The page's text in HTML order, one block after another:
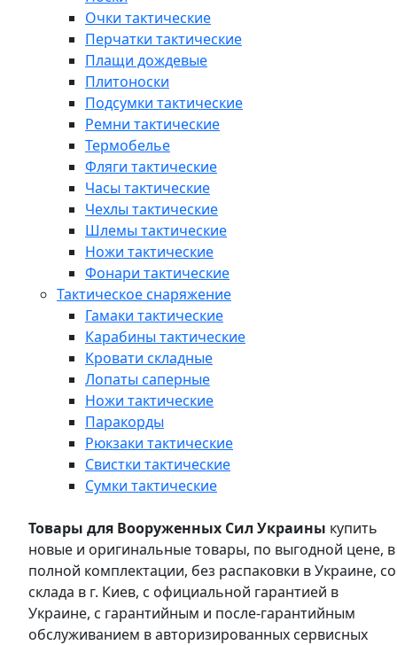
Очки тактические
Перчатки тактические
Плащи дождевые
Плитоноски
Подсумки тактические
Ремни тактические
Термобелье
Фляги тактические
Часы тактические
Чехлы тактические
Шлемы тактические
Ножи тактические
Фонари тактические
Тактическое снаряжение
Гамаки тактические
Карабины тактические
Кровати складные
Лопаты саперные
Ножи тактические
Паракорды
Рюкзаки тактические
Свистки тактические
Сумки тактические
Товары для Вооруженных Сил Украины купить
новые и оригинальные товары, по выгодной цене, в
полной комплектации, без распаковки в Украине, со
склада в г. Киев, с официальной гарантией в
Украине, с гарантийным и после-гарантийным
обслуживанием в авторизированных сервисных